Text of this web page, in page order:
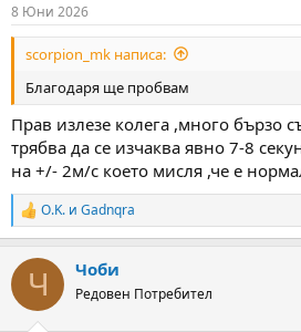
s
:
8 Юни 2026
scorpion_mk написа:
Благодаря ще пробвам
Прав излезе колега ,много бързо
трябва да се изчаква явно 7-8
на +/- 2м/с което мисля ,че е
R
e
c
i
O.K. и Gadnqra
Ч Чоби
Редовен Потребител